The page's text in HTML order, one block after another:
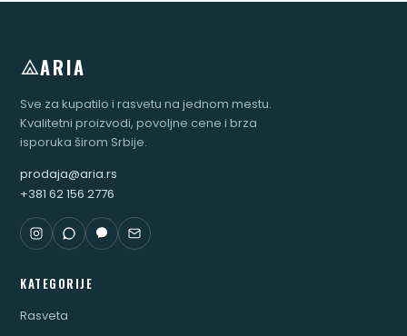
ARIA
Sve za kupatilo i rasvetu na jednom mestu.
Kvalitetni proizvodi, povoljne cene i brza
isporuka širom Srbije.
prodaja@aria.rs
+381 62 156 2776
KATEGORIJE
Rasveta